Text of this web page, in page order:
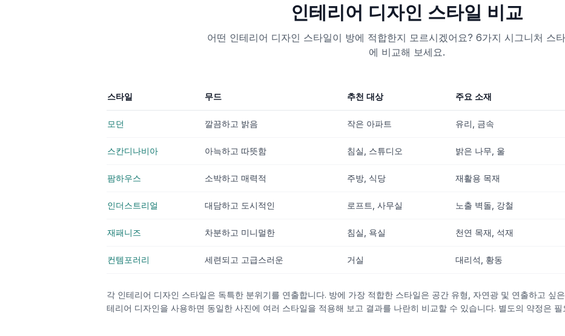
인테리어 디자인 스타일 비교
어떤 인테리어 디자인 스타일이 방에 적합한지 모르시겠어요? 6가지 시그니처 스
에 비교해 보세요.
스타일 무드 추천 대상 주요 소재
모던 깔끔하고 밝음 작은 아파트 유리, 금속
스칸디나비아 아늑하고 따뜻함 침실, 스튜디오 밝은 나무, 울
팜하우스 소박하고 매력적 주방, 식당 재활용 목재
인더스트리얼 대담하고 도시적인 로프트, 사무실 노출 벽돌, 강철
재패니즈 차분하고 미니멀한 침실, 욕실 천연 목재, 석재
컨템포러리 세련되고 고급스러운 거실 대리석, 황동
각 인테리어 디자인 스타일은 독특한 분위기를 연출합니다. 방에 가장 적합한 스타일은 공간 유형, 자연광 및 연출하고 싶
테리어 디자인을 사용하면 동일한 사진에 여러 스타일을 적용해 보고 결과를 나란히 비교할 수 있습니다. 별도의 약정은 필